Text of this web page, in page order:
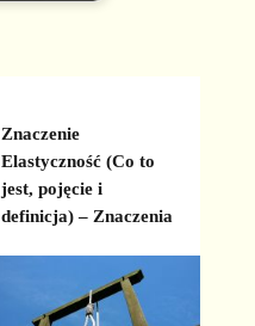
Znaczenie
Elastyczność (Co to
jest, pojęcie i
definicja) – Znaczenia